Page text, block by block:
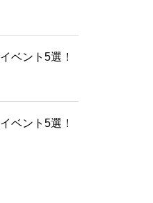
ベント5選！
ベント5選！